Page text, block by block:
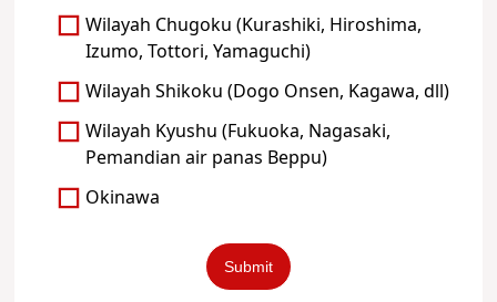
Wilayah Chugoku (Kurashiki, Hiroshima,
Izumo, Tottori, Yamaguchi)
Wilayah Shikoku (Dogo Onsen, Kagawa, dll)
Wilayah Kyushu (Fukuoka, Nagasaki,
Pemandian air panas Beppu)
Okinawa